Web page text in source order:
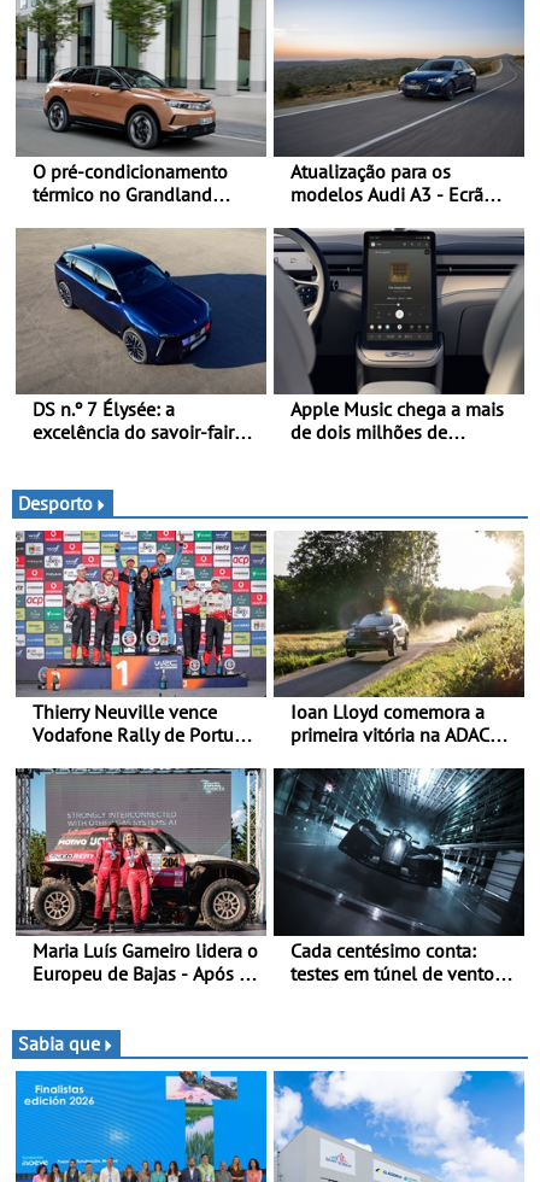
O pré-condicionamento
térmico no Grandland
Opel - Manter-se fresco
nos dias quentes de verão
Atualização para os
modelos Audi A3 - Ecrã
condução adaptativo plus,
estacion. assistido e
assistente de marcha-atrás
DS n.º 7 Élysée: a
excelência do savoir-faire
Francesa
Apple Music chega a mais
de dois milhões de
Desporto
Thierry Neuville vence
Vodafone Rally de Portugal
especial tira triunfo a Ogier
Ioan Lloyd comemora a
primeira vitória na ADAC
Schönborn é a segunda
mulher a subir ao pódio na
Rally Cup
Maria Luís Gameiro lidera o
Europeu de Bajas - Após a
Cada centésimo conta:
testes em túnel de vento
o equilíbrio, a eficiência e a
afinação do veículo
Sabia que